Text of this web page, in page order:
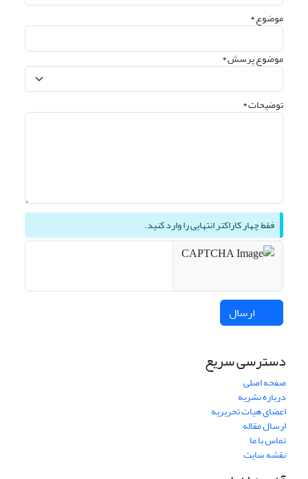
موضوع *
موضوع پرسش *
توضیحات *
فقط چهار کاراکتر انتهایی را وارد کنید.
ارسال
دسترسی سریع
صفحه اصلی
درباره نشریه
اعضای هیات تحریریه
ارسال مقاله
تماس با ما
نقشه سایت